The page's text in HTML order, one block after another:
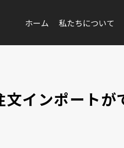
ホーム 私たちについて
インポートが